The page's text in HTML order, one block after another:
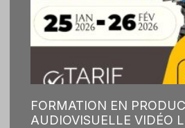
FORMATION EN
AUDIOVISUELLE VIDÉO